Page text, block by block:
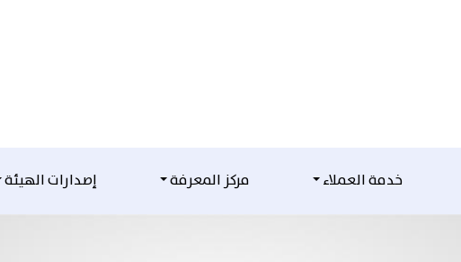
خدمة العملاء مركز المعرفة إصدارات الهيئة